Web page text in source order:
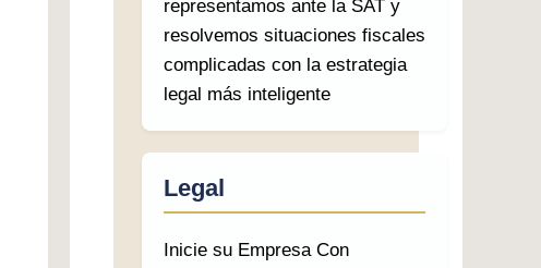
representamos ante la SAT y
resolvemos situaciones fiscales
complicadas con la estrategia
legal más inteligente
Legal
Inicie su Empresa Con